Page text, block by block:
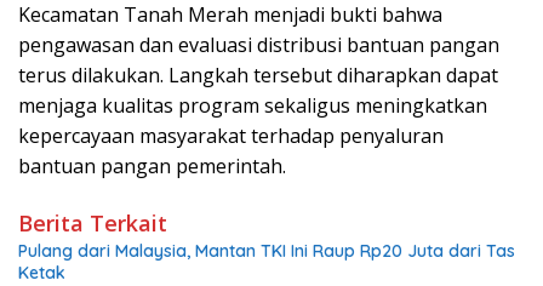
Kecamatan Tanah Merah menjadi bukti bahwa
pengawasan dan evaluasi distribusi bantuan pangan
terus dilakukan. Langkah tersebut diharapkan dapat
menjaga kualitas program sekaligus meningkatkan
kepercayaan masyarakat terhadap penyaluran
bantuan pangan pemerintah.
Berita Terkait
Pulang dari Malaysia, Mantan TKI Ini Raup Rp20 Juta dari Tas
Ketak